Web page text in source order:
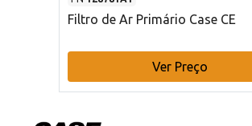
Filtro de Ar Primário Case CE
Ver Preço